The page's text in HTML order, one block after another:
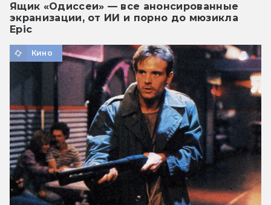
Ящик «Одиссеи» — все анонсированные
экранизации, от ИИ и порно до мюзикла
Epic
Кино